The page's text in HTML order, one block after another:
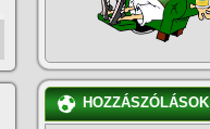
HOZZÁSZÓLÁSOK